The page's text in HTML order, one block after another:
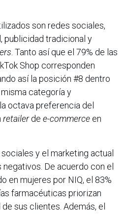
son redes sociales,
publicidad tradicional y
. Tanto así que el 79% de las
Shop corresponden
así la posición #8 dentro
categoría y
octava preferencia del
retailerde e-commerce en
y el marketing actual
De acuerdo con el
en mujeres por NIQ, el 83%
farmacéuticas priorizan
sus clientes. Además, el